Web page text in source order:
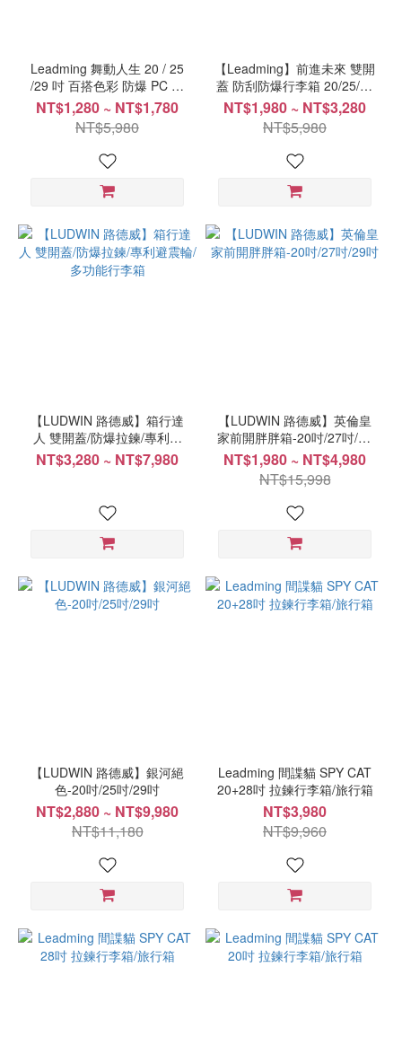
Leadming 舞動人生 20 / 25
/29 吋 百搭色彩 防爆 PC 行
李箱 (多色可選)
NT$1,280 ~ NT$1,780
NT$5,980
【Leadming】前進未來 雙開
蓋 防刮防爆行李箱 20/25/29
吋 (多色可選)
NT$1,980 ~ NT$3,280
NT$5,980
【LUDWIN 路德威】箱行達
人 雙開蓋/防爆拉鍊/專利避
震輪/多功能行李箱
NT$3,280 ~ NT$7,980
【LUDWIN 路德威】英倫皇
家前開胖胖箱-20吋/27吋/29
NT$1,980 ~ NT$4,980
NT$15,998
【LUDWIN 路德威】銀河絕
色-20吋/25吋/29吋
NT$2,880 ~ NT$9,980
NT$11,180
Leadming 間諜貓 SPY CAT
20+28吋 拉鍊行李箱/旅行箱
NT$3,980
NT$9,960